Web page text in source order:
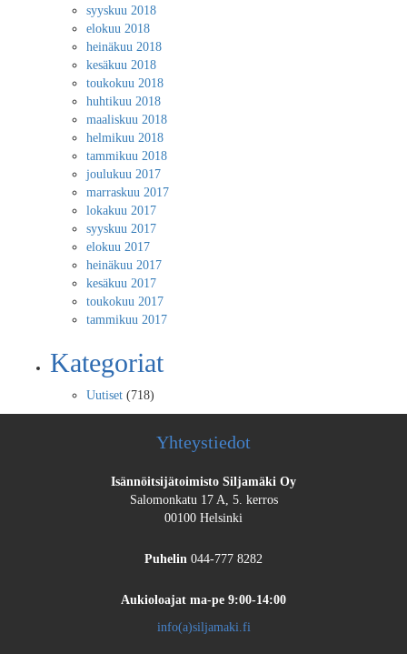
syyskuu 2018
elokuu 2018
heinäkuu 2018
kesäkuu 2018
toukokuu 2018
huhtikuu 2018
maaliskuu 2018
helmikuu 2018
tammikuu 2018
joulukuu 2017
marraskuu 2017
lokakuu 2017
syyskuu 2017
elokuu 2017
heinäkuu 2017
kesäkuu 2017
toukokuu 2017
tammikuu 2017
Kategoriat
Uutiset (718)
Yhteystiedot
Isännöitsijätoimisto Siljamäki Oy
Salomonkatu 17 A, 5. kerros
00100 Helsinki
Puhelin 044-777 8282
Aukioloajat ma-pe 9:00-14:00
info(a)siljamaki.fi